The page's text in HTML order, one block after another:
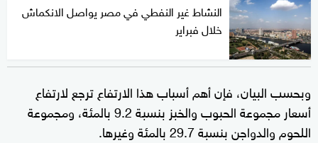
النشاط غير النفطي في مصر يواصل الانكماش
خلال فبراير
وبحسب البيان، فإن أهم أسباب هذا الارتفاع ترجع لارتفاع
أسعار مجموعة الحبوب والخبز بنسبة 9.2 بالمئة، ومجموعة
اللحوم والدواجن بنسبة 29.7 بالمئة وغيرها.